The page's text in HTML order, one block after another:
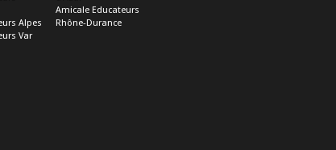
Alpes
Var
Amicale Educateurs
Rhône-Durance